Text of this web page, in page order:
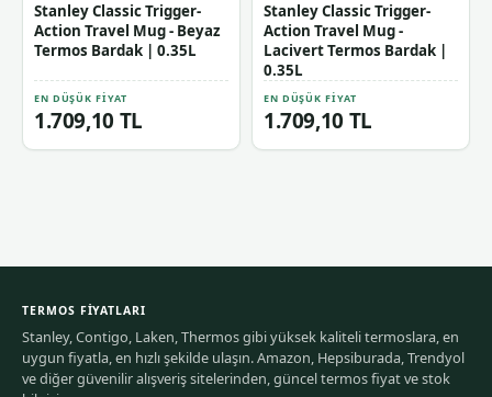
Stanley Classic Trigger-
Action Travel Mug - Beyaz
Termos Bardak | 0.35L
EN DÜŞÜK FIYAT
1.709,10 TL
Stanley Classic Trigger-
Action Travel Mug -
Lacivert Termos Bardak |
0.35L
EN DÜŞÜK FIYAT
1.709,10 TL
TERMOS FIYATLARI
Stanley, Contigo, Laken, Thermos gibi yüksek kaliteli termoslara, en
uygun fiyatla, en hızlı şekilde ulaşın. Amazon, Hepsiburada, Trendyol
ve diğer güvenilir alışveriş sitelerinden, güncel termos fiyat ve stok